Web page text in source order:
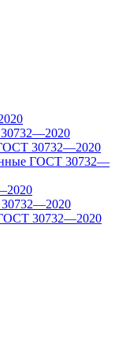
30732—2020
ГОСТ 30732—
30732—2020